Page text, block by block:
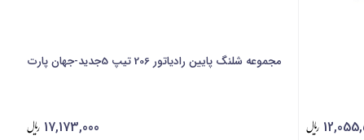
مجموعه شلنگ پایین رادیاتور 206 تیپ 5جدید-جهان پارت
17,173,000